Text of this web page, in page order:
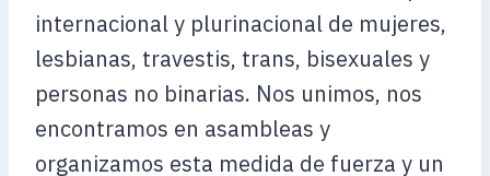
internacional y plurinacional de mujeres,
lesbianas, travestis, trans, bisexuales y
personas no binarias. Nos unimos, nos
encontramos en asambleas y
organizamos esta medida de fuerza y un